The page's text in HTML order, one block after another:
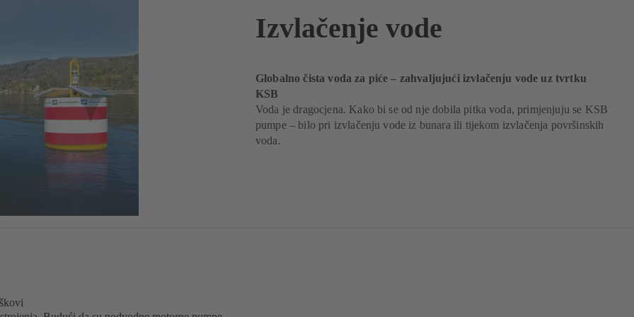
Izvlačenje vode
Globalno čista voda za piće – zahvaljujući izvlačenju vode uz tvrtku
KSB
Voda je dragocjena. Kako bi se od nje dobila pitka voda, primjenjuju se KSB
pumpe – bilo pri izvlačenju vode iz bunara ili tijekom izvlačenja površinskih
voda.